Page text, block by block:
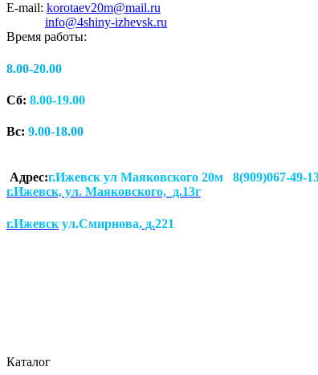
E-mail: korotaev20m@mail.ru
info@4shiny-izhevsk.ru
Время работы:
8.00-20.00
Сб: 8.00-19.00
Вс: 9.00-18.00
Адрес:г.Ижевск ул Маяковского 20м 8(909)067-49-
г.Ижевск, ул. Маяковского, д.13г
г.Ижевск ул.Смирнова, д.221
Каталог